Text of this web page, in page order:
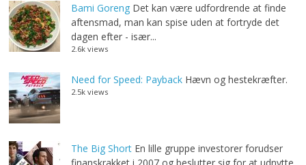
Bami Goreng Det kan være udfordrende at finde
aftensmad, man kan spise uden at fortryde det
dagen efter - især...
2.6k views
Need for Speed: Payback Hævn og hestekræfter.
2.5k views
The Big Short En lille gruppe investorer forudser
finanskrakket i 2007 og beslutter sig for at udnytte